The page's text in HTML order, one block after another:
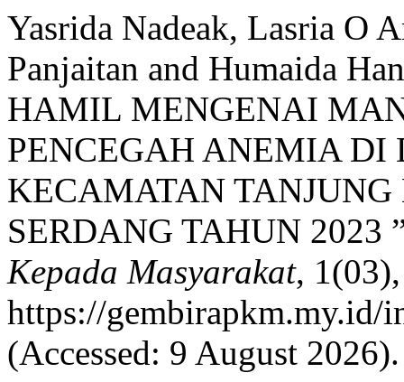
Yasrida Nadeak, Lasria O
Panjaitan and Humaida
HAMIL MENGENAI
PENCEGAH ANEMIA DI
KECAMATAN
SERDANG TAHUN 2023
Kepada Masyarakat,
https://gembirapkm.my.id/
(Accessed: 9 August 2026).